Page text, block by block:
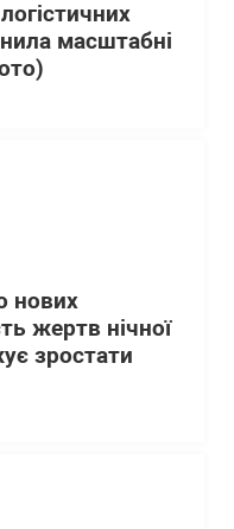
масштабні
нових
жертв нічної
зростати